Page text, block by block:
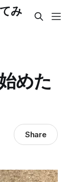
み
めた
Share